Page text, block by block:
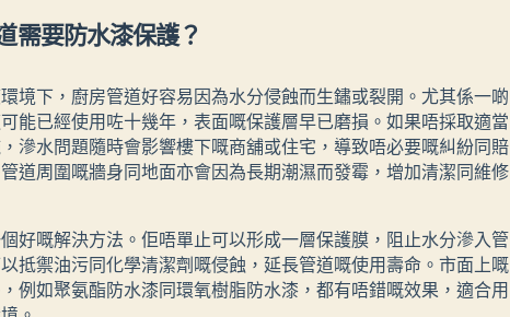
需要防水漆保護？
境下，廚房管道好容易因為水分侵蝕而生鏽或裂開。尤其係一啲
能已經使用咗十幾年，表面嘅保護層早已磨損。如果唔採取適當
滲水問題隨時會影響樓下嘅商舖或住宅，導致唔必要嘅糾紛同賠
道周圍嘅牆身同地面亦會因為長期潮濕而發霉，增加清潔同維修
好嘅解決方法。佢唔單止可以形成一層保護膜，阻止水分滲入管
抵禦油污同化學清潔劑嘅侵蝕，延長管道嘅使用壽命。市面上嘅
例如聚氨酯防水漆同環氧樹脂防水漆，都有唔錯嘅效果，適合用